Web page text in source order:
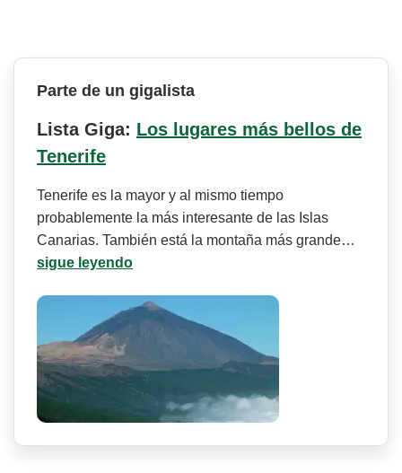
Parte de un gigalista
Lista Giga: Los lugares más bellos de
Tenerife
Tenerife es la mayor y al mismo tiempo
probablemente la más interesante de las Islas
Canarias. También está la montaña más grande…
sigue leyendo